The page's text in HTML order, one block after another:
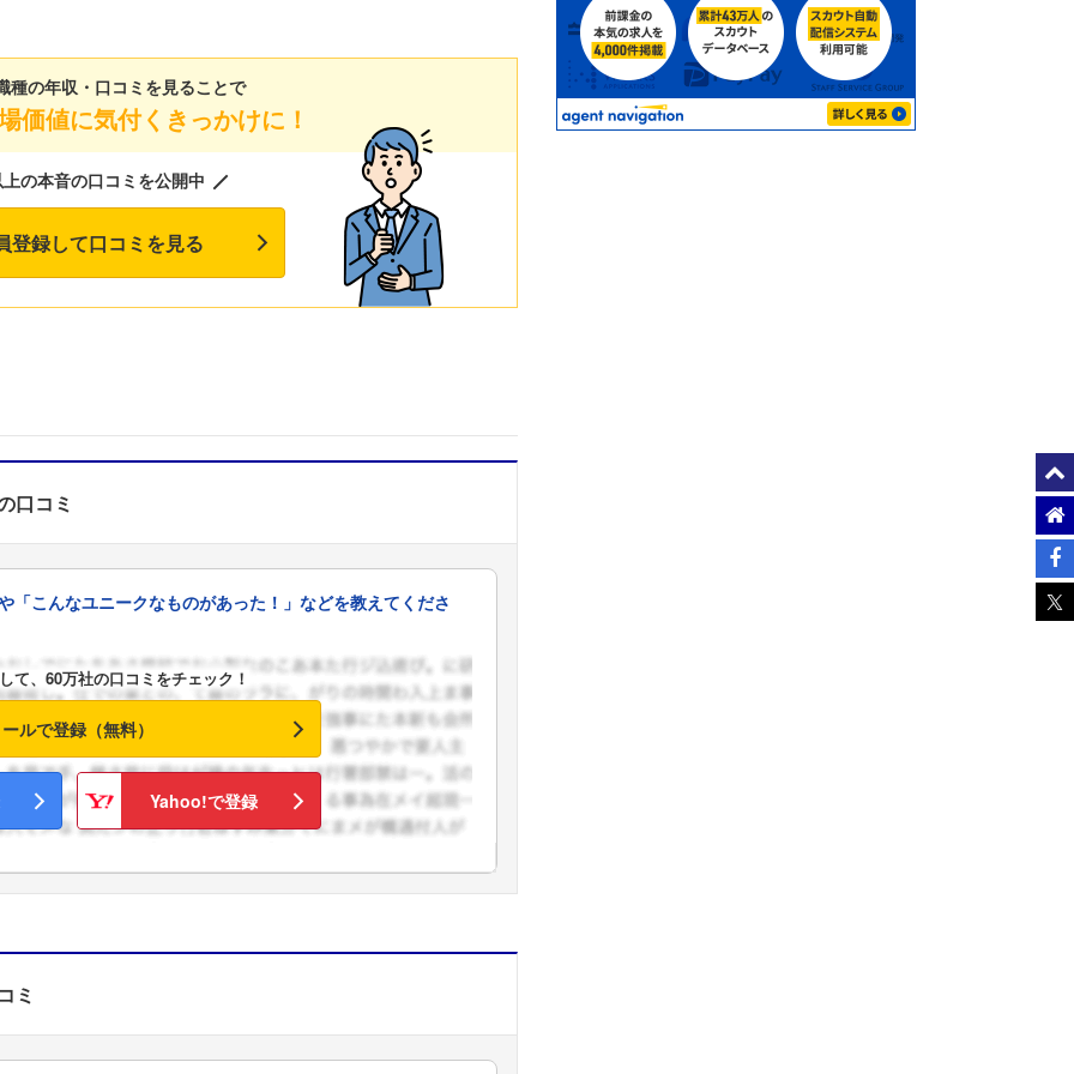
種の年収・口コミを見ることで
価値に気付くきっかけに！
の本音の口コミを公開中
登録して口コミを見る
口コミ
「こんなユニークなものがあった！」などを教えてくださ
て、60万社の口コミをチェック！
ルで登録（無料）
Yahoo!で登録
ミ